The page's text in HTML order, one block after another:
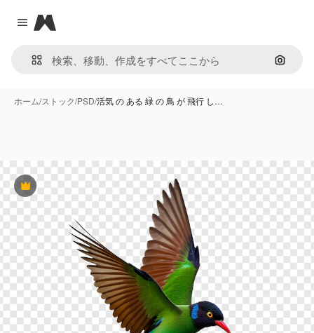
Close menu
Magnific
画像で
ホーム/ストック/PSD/活気 の ある 緑 の 鳥 が 飛行 し…
Premium